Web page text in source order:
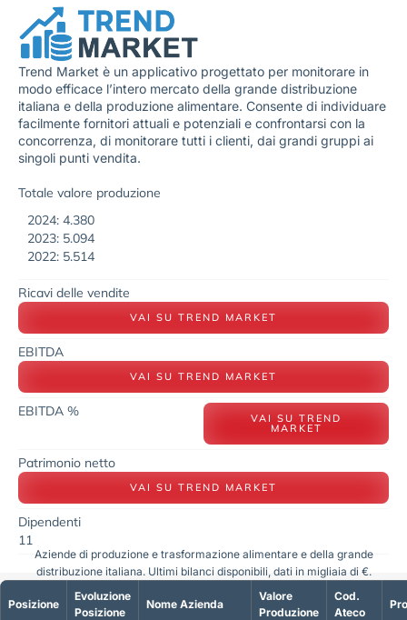
Trend Market è un applicativo progettato per monitorare in
modo efficace l’intero mercato della grande distribuzione
italiana e della produzione alimentare. Consente di individuare
facilmente fornitori attuali e potenziali e confrontarsi con la
concorrenza, di monitorare tutti i clienti, dai grandi gruppi ai
singoli punti vendita.
Totale valore produzione
2024: 4.380
2023: 5.094
2022: 5.514
Ricavi delle vendite
VAI SU TREND MARKET
EBITDA
VAI SU TREND MARKET
EBITDA % VAI SU TREND
MARKET
Patrimonio netto
VAI SU TREND MARKET
Dipendenti
11
Posizione
Evoluzione
Posizione
Nome Azienda
Valore
Produzione
Cod.
Ateco
Aziende di produzione e trasformazione alimentare e della grande
distribuzione italiana. Ultimi bilanci disponibili, dati in migliaia di €.